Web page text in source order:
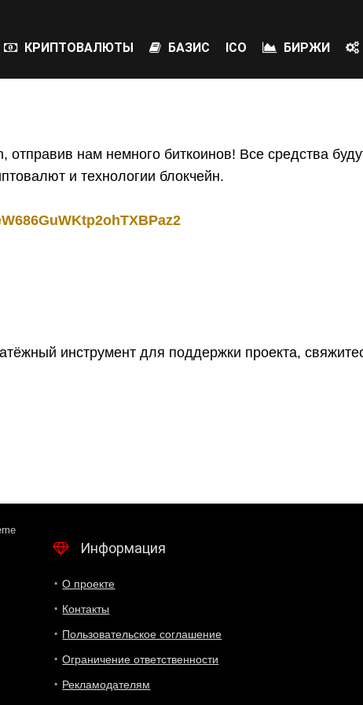
КРИПТОВАЛЮТЫ БАЗИС ICO БИРЖИ
отправив нам немного биткоинов! Все средства
и технологии блокчейн.
инструмент для поддержки проекта,
Информация
О проекте
Контакты
Пользовательское соглашение
Ограничение ответственности
Рекламодателям